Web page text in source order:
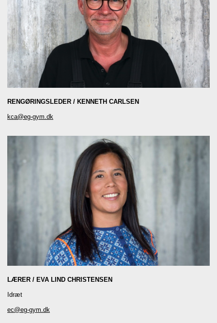
RENGØRINGSLEDER KENNETH CARLSEN
kca@eg-gym.dk
LÆRER EVA LIND CHRISTENSEN
Idræt
ec@eg-gym.dk